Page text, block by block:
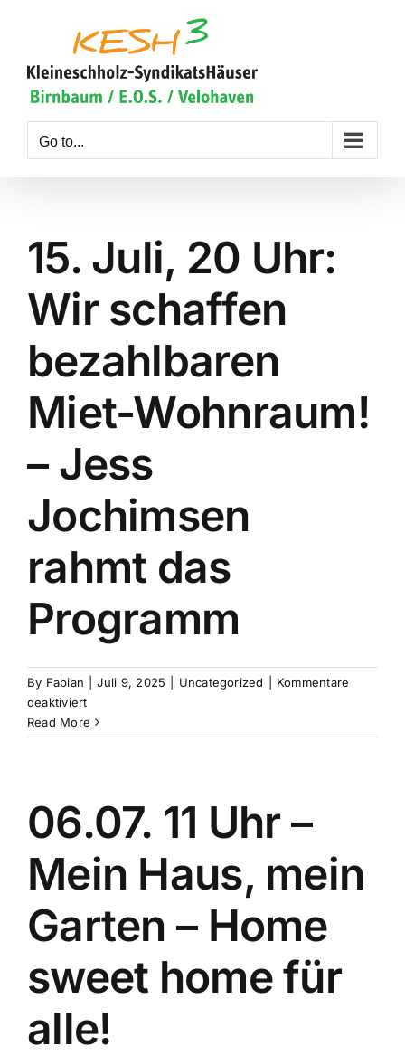
Go to...
15. Juli, 20 Uhr:
Wir schaffen
bezahlbaren
Miet-Wohnraum!
– Jess
Jochimsen
rahmt das
Programm
By Fabian Juli 9, 2025 Uncategorized
Kommentare
deaktiviertfür
15.
Juli,
schaffen
bezahlbaren
Miet-
Wohnraum!
Jess
Jochimsen
das
Read More
06.07. 11 Uhr –
Mein Haus, mein
Garten – Home
sweet home für
alle!